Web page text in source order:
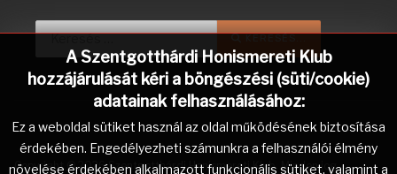
A Szentgotthárdi Honismereti Klub
hozzájárulását kéri a böngészési (süti/cookie)
adatainak felhasználásához:
Ez a weboldal sütiket használ az oldal működésének biztosítása
érdekében. Engedélyezheti számunkra a felhasználói élmény
növelése érdekében alkalmazott funkcionális sütiket, valamint a
Keresés... Type 2 or more characters for
Copyright © 2026 Szentgotthárdi Honismereti Klub. Minden jog